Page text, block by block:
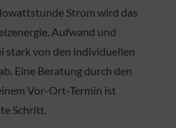
Strom wird das
Aufwand und
stark von den individuellen
Eine Beratung durch den
Vor-Ort-Termin ist
Schritt.